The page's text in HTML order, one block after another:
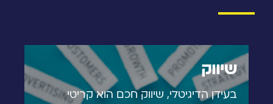
שיווק
בעידן הדיגיטלי, שיווק חכם הוא קריטי